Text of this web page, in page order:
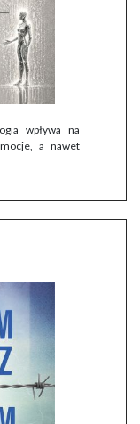
wpływa na
a nawet